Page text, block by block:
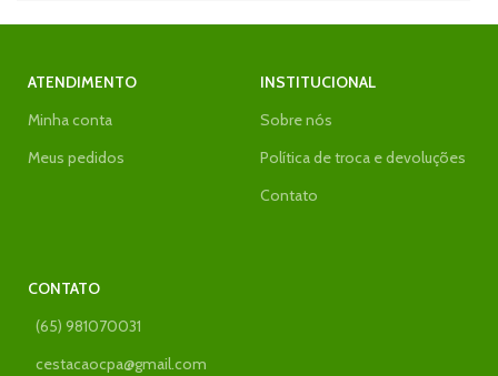
ATENDIMENTO
Minha conta
Meus pedidos
INSTITUCIONAL
Sobre nós
Política de troca e devoluções
Contato
CONTATO
(65) 981070031
cestacaocpa@gmail.com